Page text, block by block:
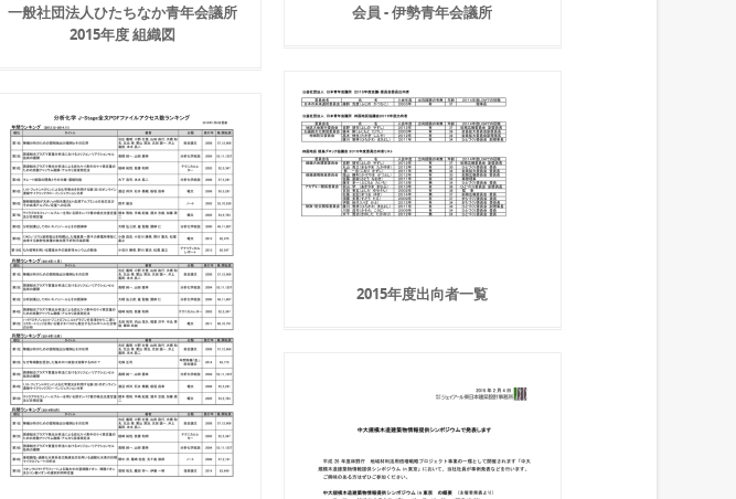
一般社団法人ひたちなか青年会議所
2015年度 組織図
会員 - 伊勢青年会議所
2015年度出向者一覧